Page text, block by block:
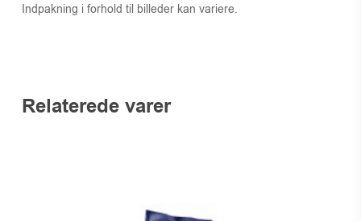
Indpakning i forhold til billeder kan variere.
Relaterede varer